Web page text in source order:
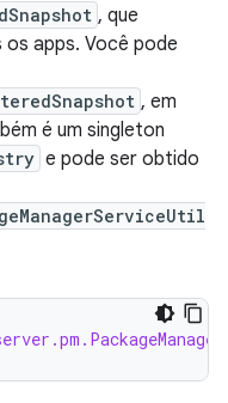
, que
apps. Você pode
, em
é um singleton
e pode ser obtido